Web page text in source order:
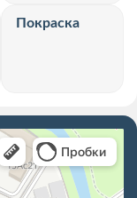
Покраска